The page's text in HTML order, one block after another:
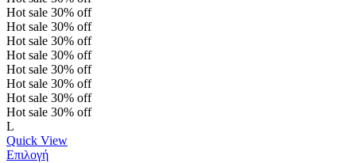
Hot sale 30% off
Hot sale 30% off
Hot sale 30% off
Hot sale 30% off
Hot sale 30% off
Hot sale 30% off
Hot sale 30% off
Hot sale 30% off
L
Quick View
Επιλογή